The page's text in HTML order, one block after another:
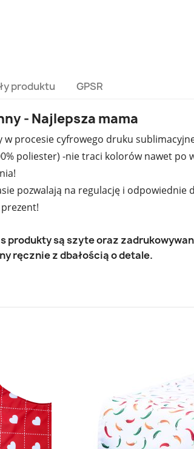
produktu GPSR
- Najlepsza mama
w procesie cyfrowego druku
poliester) -nie traci kolorów nawet
pozwalają na regulację i odpowiednie
produkty są szyte oraz
ręcznie z dbałością o detale.